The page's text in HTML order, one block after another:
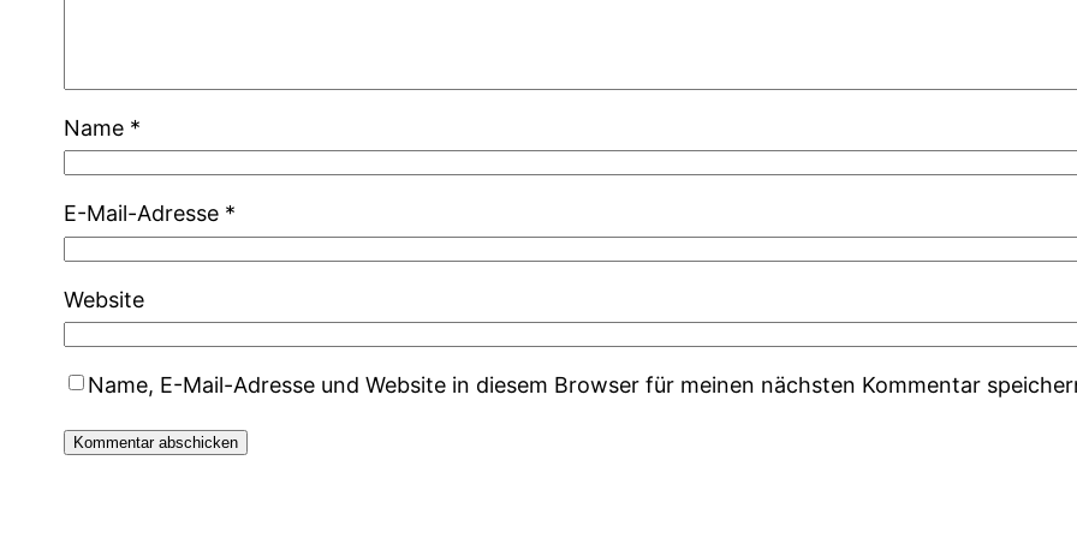
Name *
E-Mail-Adresse *
Website
Name, E-Mail-Adresse und Website in diesem Browser für meinen nächsten Kommentar